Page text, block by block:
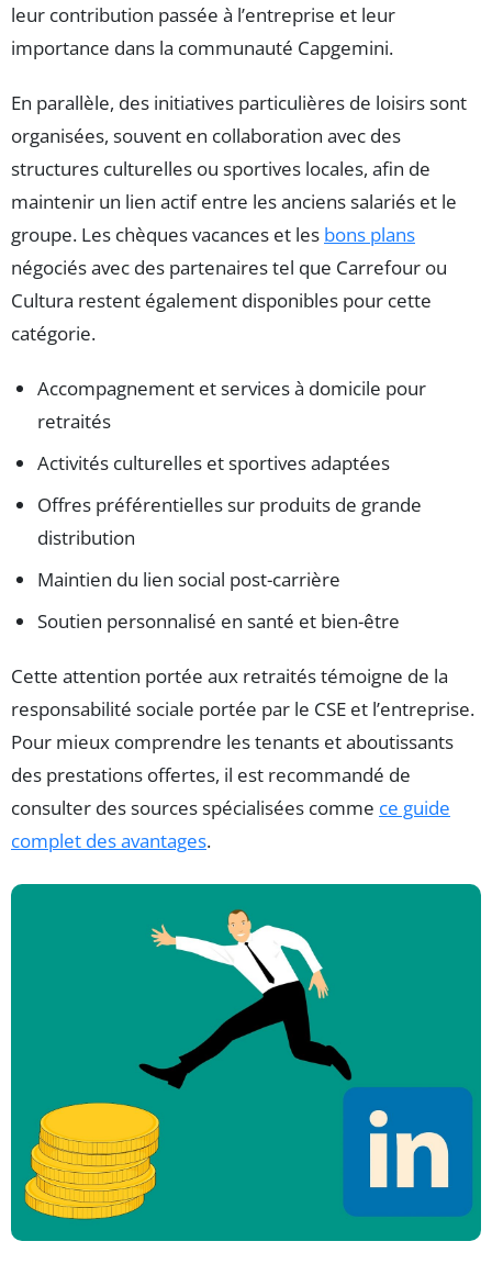
leur contribution passée à l’entreprise et leur
importance dans la communauté Capgemini.
En parallèle, des initiatives particulières de loisirs sont
organisées, souvent en collaboration avec des
structures culturelles ou sportives locales, afin de
maintenir un lien actif entre les anciens salariés et le
groupe. Les chèques vacances et les bons plans
négociés avec des partenaires tel que Carrefour ou
Cultura restent également disponibles pour cette
catégorie.
Accompagnement et services à domicile pour
retraités
Activités culturelles et sportives adaptées
Offres préférentielles sur produits de grande
distribution
Maintien du lien social post-carrière
Soutien personnalisé en santé et bien-être
Cette attention portée aux retraités témoigne de la
responsabilité sociale portée par le CSE et l’entreprise.
Pour mieux comprendre les tenants et aboutissants
des prestations offertes, il est recommandé de
consulter des sources spécialisées comme ce guide
complet des avantages.